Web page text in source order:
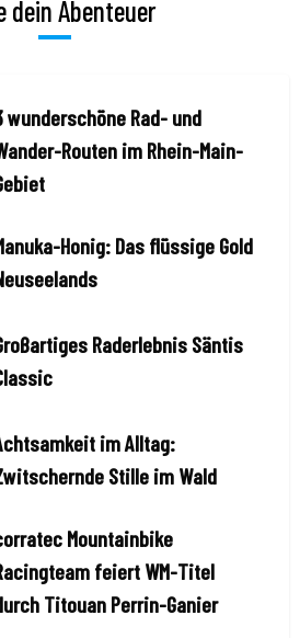
dein Abenteuer
wunderschöne Rad- und
Routen im Rhein-Main-
Honig: Das flüssige Gold
Raderlebnis Säntis
im Alltag:
Stille im Wald
Mountainbike
feiert WM-Titel
Titouan Perrin-Ganier